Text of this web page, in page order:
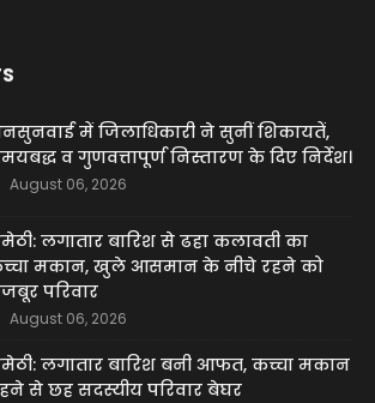
में जिलाधिकारी ने सुनीं शिकायतें,
व गुणवत्तापूर्ण निस्तारण के दिए निर्देश।
August 06, 2026
लगातार बारिश से ढहा कलावती का
मकान, खुले आसमान के नीचे रहने को
परिवार
August 06, 2026
लगातार बारिश बनी आफत, कच्चा मकान
से छह सदस्यीय परिवार बेघर